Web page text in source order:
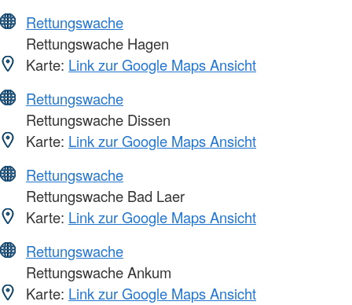
Rettungswache
Rettungswache Hagen
Karte: Link zur Google Maps Ansicht
Rettungswache
Rettungswache Dissen
Karte: Link zur Google Maps Ansicht
Rettungswache
Rettungswache Bad Laer
Karte: Link zur Google Maps Ansicht
Rettungswache
Rettungswache Ankum
Karte: Link zur Google Maps Ansicht